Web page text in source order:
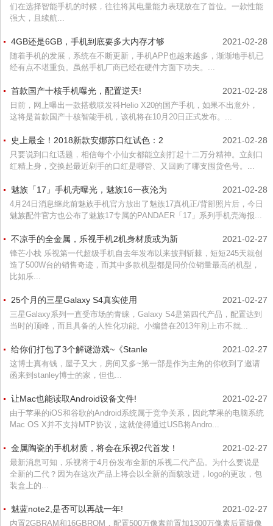
们在选择智能手机的时候，往往将其电量能力表现放在了首位。一款性能
强大，且续航...
2021-02-28
4GB还是6GB，手机到底要多大内存才够
随着手机的发展，系统在不断更新，手机APP也越来越多，渐渐地手机已
经有点不堪重负。虽然手机厂商已经在硬件方面下功夫。...
2021-02-28
首款国产十核手机曝光，配置逆天!
日前，网上曝出一款搭载联发科Helio X20的国产手机，如果不出意外，
这将是首款国产十核智能手机，该机将在10月20日正式发布。...
2021-02-28
史上最全！2018新款安娜苏口红试色：2
只要说到口红话题，相信每个小仙女都能立刻打起十二万分精神。立刻口
红精上身，交换起最近剁手的口红是哪管、又回购了哪支囤货色号。...
2021-02-28
魅族「17」手机壳曝光，魅族16一夜沦为
4月24日消息继此前魅族手机官方放出了魅族17真机正/背部照片后，今日
魅族配件官方也公布了魅族17专属的PANDAER「17」系列手机壳海报...
2021-02-27
不凉手的全金属，乐视手机2机身材质或为新
锋芒小栈 乐视第一代超级手机自去年发布以来披荆斩棘，短短245天就创
造了500W台的销售奇迹，而其中多款机型都是同价位销量最高的机型，
比如乐...
2021-02-27
25个月的三星Galaxy S4真实使用
三星Galaxy系列一直受市场的青睐，Galaxy S4是第四代产品，配置达到
当时的顶峰，而且具备的人性化功能。小编曾在2013年刚上市不就...
2021-02-27
给你们打包了3个解谜游戏~《Stanle
这博士真有钱，屋子又大，房间又多~第一部是作为主角的你收到了邀请
函来到stanley博士的家，但也...
2021-02-27
让Mac也能读取Android设备文件!
由于苹果的iOS和谷歌的Android系统属于竞争关系，因此苹果的电脑系统
Mac OS X并不支持MTP协议，这就使得通过USB将Andro...
2021-02-27
金属陶瓷的手机材质，将会在乐视2代首发！
最新消息可知，乐视将于4月份发布全新的乐视二代产品。为什么要说是
全新的二代？因为在这次产品上将会以全新的面貌改进，logo的更改，包
装盒上的...
2021-02-27
魅蓝note2,是否可以再战一年!
内置2GBRAM和16GBROM，配置500万像素前置加1300万像素后置摄像